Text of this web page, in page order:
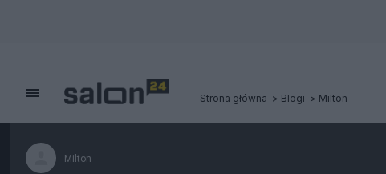
Strona główna Blogi Milton
Milton